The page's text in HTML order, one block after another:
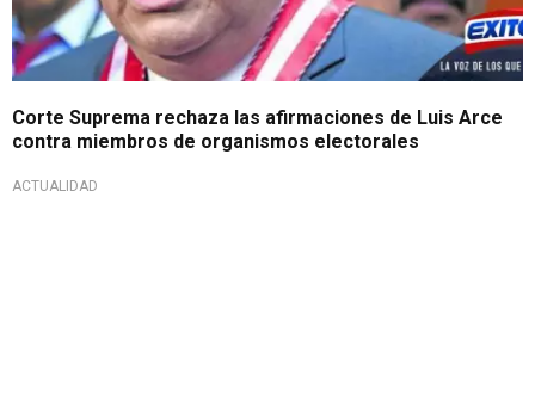
Corte Suprema rechaza las afirmaciones de Luis Arce
contra miembros de organismos electorales
ACTUALIDAD